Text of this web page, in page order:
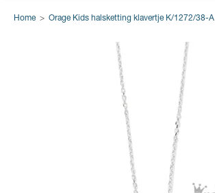
Home > Orage Kids halsketting klavertje K/1272/38-A